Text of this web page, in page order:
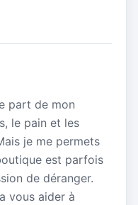
part de mon
le pain et les
je me permets
est parfois
de déranger.
vous aider à